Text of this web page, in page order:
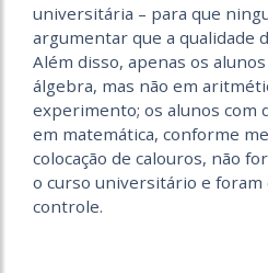
universitária – para que
argumentar que a qualidade
Além disso, apenas os
álgebra, mas não em
experimento; os alunos com
em matemática, conforme
colocação de calouros, não
o curso universitário e foram
controle.